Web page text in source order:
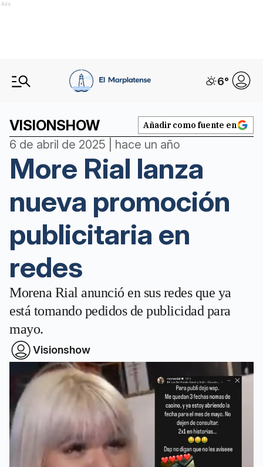
Ads
6°
VISIONSHOW Añadir como fuente en
6 de abril de 2025 | hace un año
More Rial lanza
nueva promoción
publicitaria en
redes
Morena Rial anunció en sus redes que ya
está tomando pedidos de publicidad para
mayo.
Visionshow